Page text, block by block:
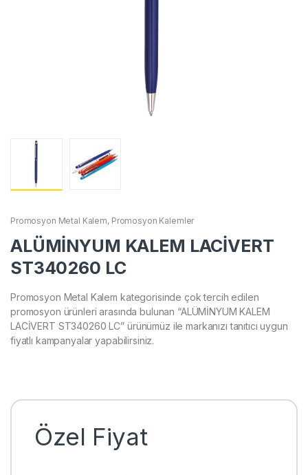
Promosyon Metal Kalem, Promosyon Kalemler
ALÜMİNYUM KALEM LACİVERT
ST340260 LC
Promosyon Metal Kalem kategorisinde çok tercih edilen
promosyon ürünleri arasında bulunan “ALÜMİNYUM KALEM
LACİVERT ST340260 LC” ürünümüz ile markanızı tanıtıcı uygun
fiyatlı kampanyalar yapabilirsiniz.
Özel Fiyat